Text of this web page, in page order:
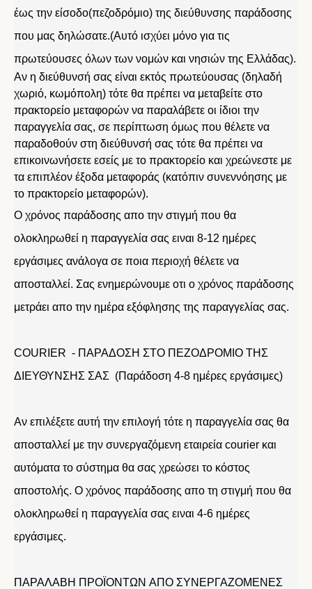
έως την είσοδο(πεζοδρόμιο) της διεύθυνσης παράδοσης
που μας δηλώσατε.(Αυτό ισχύει μόνο για τις
πρωτεύουσες όλων των νομών και νησιών της Ελλάδας).
Αν η διεύθυνσή σας είναι εκτός πρωτεύουσας (δηλαδή
χωριό, κωμόπολη) τότε θα πρέπει να μεταβείτε στο
πρακτορείο μεταφορών να παραλάβετε οι ίδιοι την
παραγγελία σας, σε περίπτωση όμως που θέλετε να
παραδοθούν στη διεύθυνσή σας τότε θα πρέπει να
επικοινωνήσετε εσείς με το πρακτορείο και χρεώνεστε με
τα επιπλέον έξοδα μεταφοράς (κατόπιν συνεννόησης με
το πρακτορείο μεταφορών).
Ο χρόνος παράδοσης απο την στιγμή που θα
ολοκληρωθεί η παραγγελία σας ειναι 8-12 ημέρες
εργάσιμες ανάλογα σε ποια περιοχή θέλετε να
αποσταλλεί. Σας ενημερώνουμε οτι ο χρόνος παράδοσης
μετράει απο την ημέρα εξόφλησης της παραγγελίας σας.
COURIER - ΠΑΡΑΔΟΣΗ ΣΤΟ ΠΕΖΟΔΡΟΜΙΟ ΤΗΣ
ΔΙΕΥΘΥΝΣΗΣ ΣΑΣ (Παράδοση 4-8 ημέρες εργάσιμες)
Αν επιλέξετε αυτή την επιλογή τότε η παραγγελία σας θα
αποσταλλεί με την συνεργαζόμενη εταιρεία courier και
αυτόματα το σύστημα θα σας χρεώσει το κόστος
αποστολής. Ο χρόνος παράδοσης απο τη στιγμή που θα
ολοκληρωθεί η παραγγελία σας ειναι 4-6 ημέρες
εργάσιμες.
ΠΑΡΑΛΑΒΗ ΠΡΟΪΟΝΤΩΝ ΑΠΟ ΣΥΝΕΡΓΑΖΟΜΕΝΕΣ